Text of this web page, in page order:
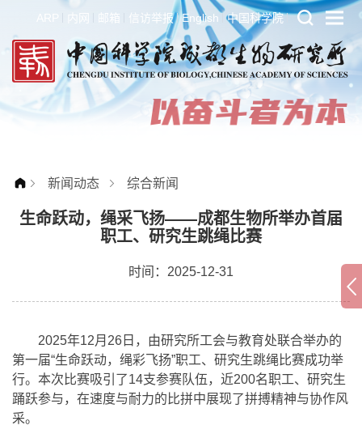
ARP 内网 邮箱 信访举报 English 中国科学院
新闻动态 综合新闻
生命跃动，绳采飞扬——成都生物所举办首届
职工、研究生跳绳比赛
时间：2025-12-31
2025年12月26日，由研究所工会与教育处联合举办的
第一届“生命跃动，绳彩飞扬”职工、研究生跳绳比赛成功举
行。本次比赛吸引了14支参赛队伍，近200名职工、研究生
踊跃参与，在速度与耐力的比拼中展现了拼搏精神与协作风
采。